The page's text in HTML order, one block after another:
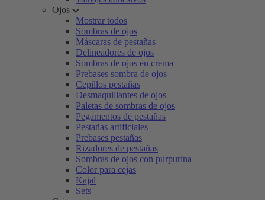
Ojos
Mostrar todos
Sombras de ojos
Máscaras de pestañas
Delineadores de ojos
Sombras de ojos en crema
Prebases sombra de ojos
Cepillos pestañas
Desmaquillantes de ojos
Paletas de sombras de ojos
Pegamentos de pestañas
Pestañas artificiales
Prebases pestañas
Rizadores de pestañas
Sombras de ojos con purpurina
Color para cejas
Kajal
Sets